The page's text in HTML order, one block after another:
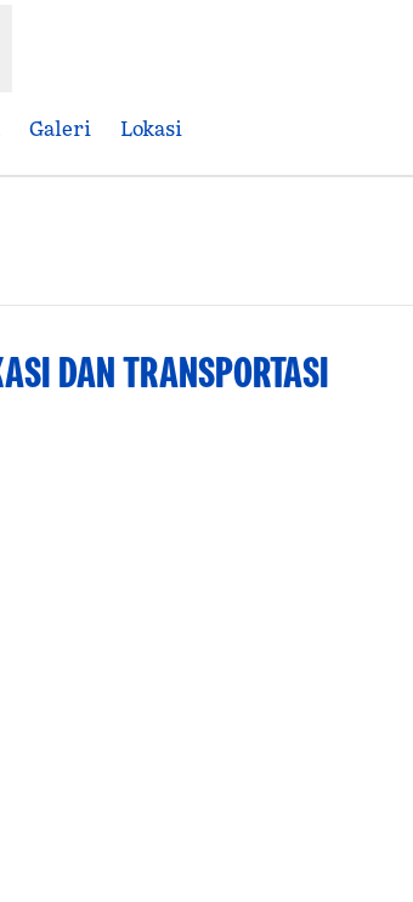
Galeri Lokasi
DAN TRANSPORTASI